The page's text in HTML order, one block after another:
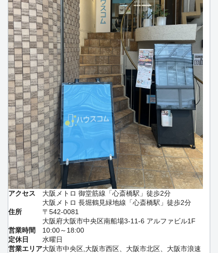
アクセス
大阪メトロ 御堂筋線「心斎橋駅」徒歩2分
大阪メトロ 長堀鶴見緑地線「心斎橋駅」徒歩2分
住所
〒542-0081
大阪府大阪市中央区南船場3-11-6 アルファビル1F
営業時間
10:00～18:00
定休日
水曜日
営業エリア大阪市中央区,大阪市西区、大阪市北区、大阪市浪速